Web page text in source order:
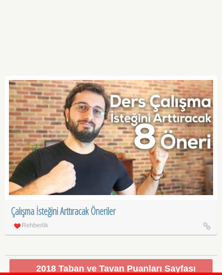
Çalışma İsteğini Arttıracak Öneriler
Rehberlik
2018 Taban ve Tavan Puanları Sayfası